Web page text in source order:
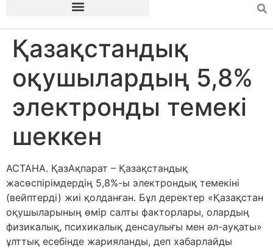
Қазақстандық
оқушылардың 5,8%
электронды темекі
шеккен
АСТАНА. ҚазАқпарат – Қазақстандық
жасөспірімдердің 5,8%-ы электрондық темекіні
(вейптерді) жиі қолданған. Бұл деректер «Қазақстан
оқушыларының өмір салты факторлары, олардың
физикалық, психикалық денсаулығы мен әл-ауқаты»
ұлттық есебінде жарияланды, деп хабарлайды